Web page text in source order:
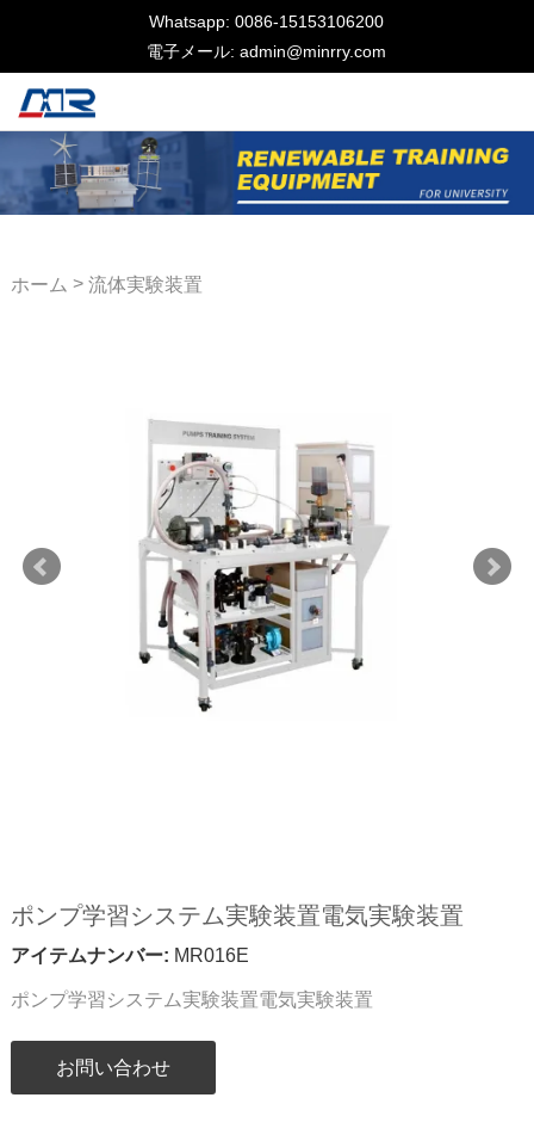
Whatsapp: 0086-15153106200
電子メール: admin@minrry.com
ホーム > 流体実験装置
ポンプ学習システム実験装置電気実験装置
アイテムナンバー: MR016E
ポンプ学習システム実験装置電気実験装置
お問い合わせ